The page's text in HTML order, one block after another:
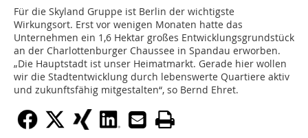
Für die Skyland Gruppe ist Berlin der wichtigste
Wirkungsort. Erst vor wenigen Monaten hatte das
Unternehmen ein 1,6 Hektar großes Entwicklungsgrundstück
an der Charlottenburger Chaussee in Spandau erworben.
„Die Hauptstadt ist unser Heimatmarkt. Gerade hier wollen
wir die Stadtentwicklung durch lebenswerte Quartiere aktiv
und zukunftsfähig mitgestalten“, so Bernd Ehret.